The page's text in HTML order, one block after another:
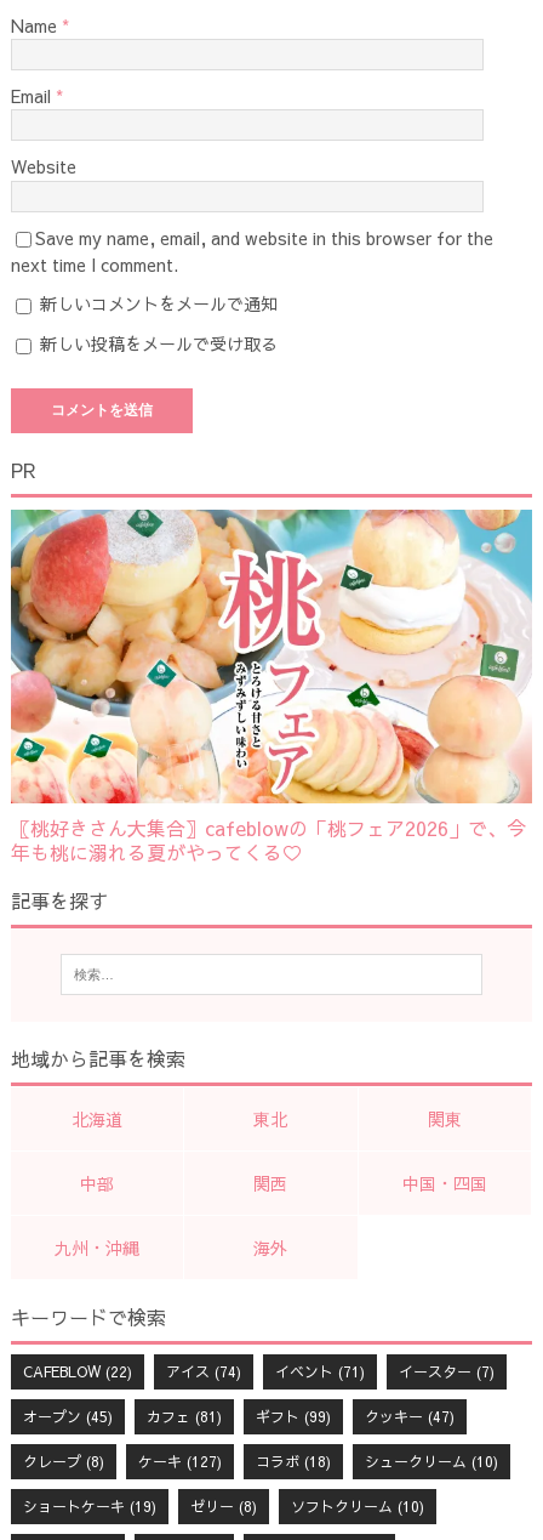
Name *
Email *
Website
Save my name, email, and website in this browser for the
next time I comment.
新しいコメントをメールで通知
新しい投稿をメールで受け取る
PR
〖桃好きさん大集合〗cafeblowの「桃フェア2026」で、今
年も桃に溺れる夏がやってくる♡
記事を探す
地域から記事を検索
北海道 東北 関東
中部 関西 中国・四国
九州・沖縄 海外
キーワードで検索
CAFEBLOW(22) アイス (74) イベント (71) イースター (7)
オープン (45) カフェ (81) ギフト (99) クッキー (47)
クレープ(8) ケーキ (127) コラボ(18) シュークリーム (10)
ショートケーキ (19) ゼリー (8) ソフトクリーム (10)